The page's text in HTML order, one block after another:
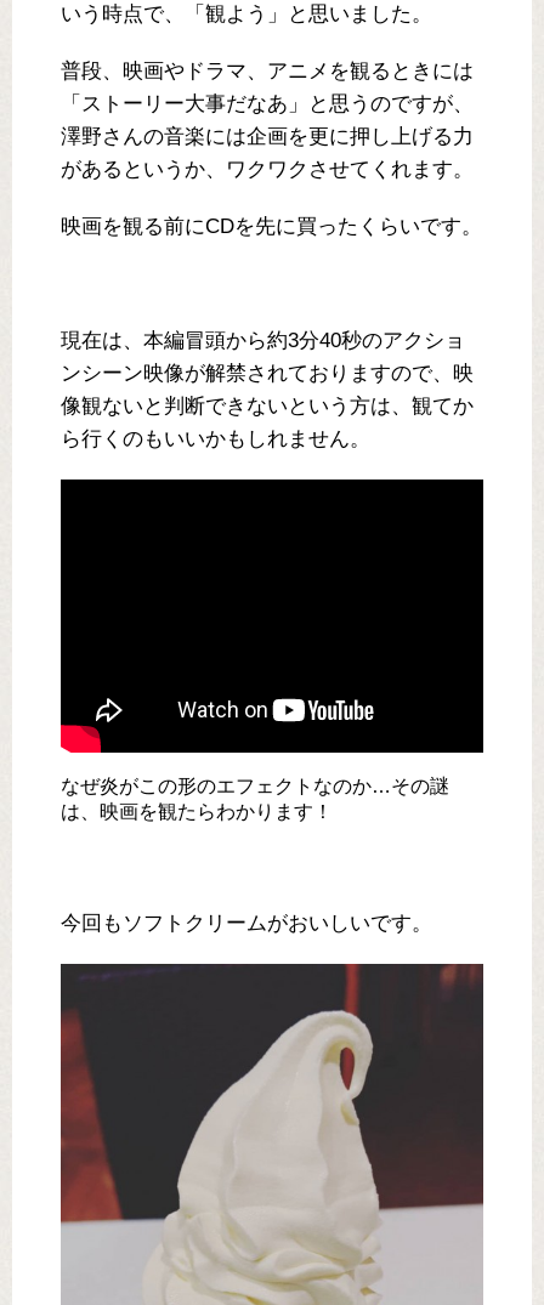
いう時点で、「観よう」と思いました。
普段、映画やドラマ、アニメを観るときには
「ストーリー大事だなあ」と思うのですが、
澤野さんの音楽には企画を更に押し上げる力
があるというか、ワクワクさせてくれます。
映画を観る前にCDを先に買ったくらいです。
現在は、本編冒頭から約3分40秒のアクショ
ンシーン映像が解禁されておりますので、映
像観ないと判断できないという方は、観てか
ら行くのもいいかもしれません。
なぜ炎がこの形のエフェクトなのか…その謎
は、映画を観たらわかります！
今回もソフトクリームがおいしいです。